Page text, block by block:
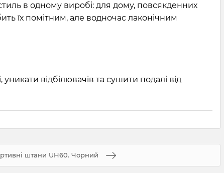
в одному виробі: для дому, повсякденних
їх помітним, але водночас лаконічним
відбілювачів та сушити подалі від
штани UH60. Чорний